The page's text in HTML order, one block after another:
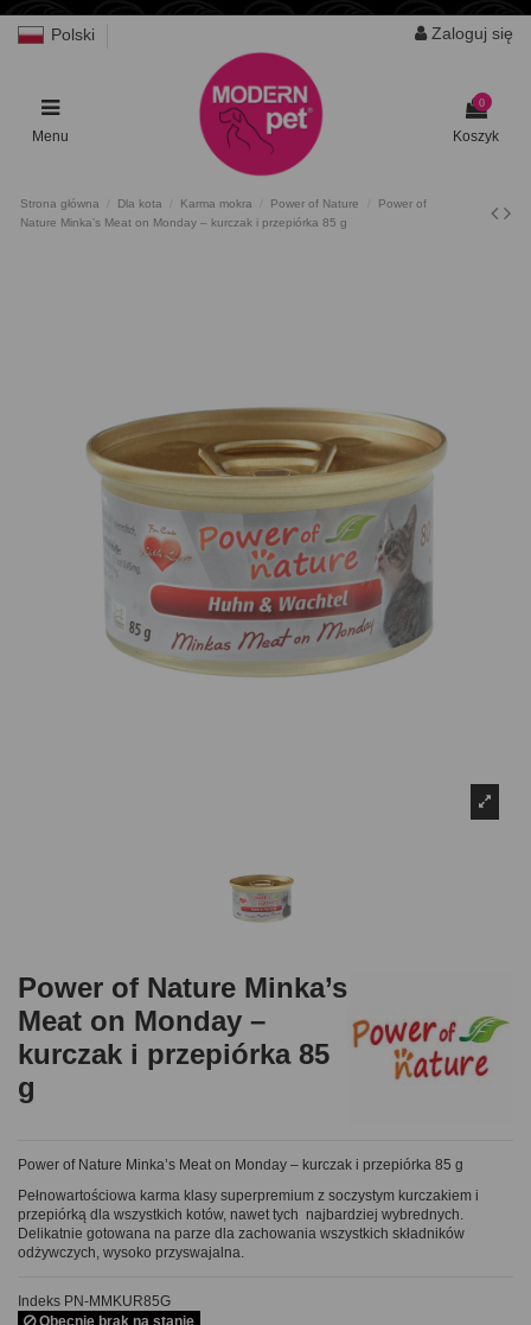
Polski Zaloguj się
Menu
0
Koszyk
Strona główna Dla kota Karma mokra Power of Nature
Power of
Nature Minka’s Meat on Monday – kurczak i przepiórka 85 g
Power of Nature Minka’s
Meat on Monday –
kurczak i przepiórka 85
g
Power of Nature Minka’s Meat on Monday – kurczak i przepiórka 85 g
Pełnowartościowa karma klasy superpremium z soczystym kurczakiem i
przepiórką dla wszystkich kotów, nawet tych najbardziej wybrednych.
Delikatnie gotowana na parze dla zachowania wszystkich składników
odżywczych, wysoko przyswajalna.
Indeks PN-MMKUR85G
Obecnie brak na stanie